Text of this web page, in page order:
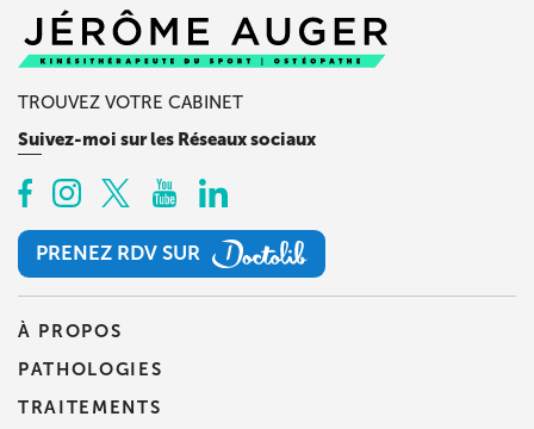
TROUVEZ VOTRE CABINET
Suivez-moi sur les Réseaux sociaux
PRENEZ RDV SUR
PRENEZ RDV SUR
À PROPOS
PATHOLOGIES
TRAITEMENTS